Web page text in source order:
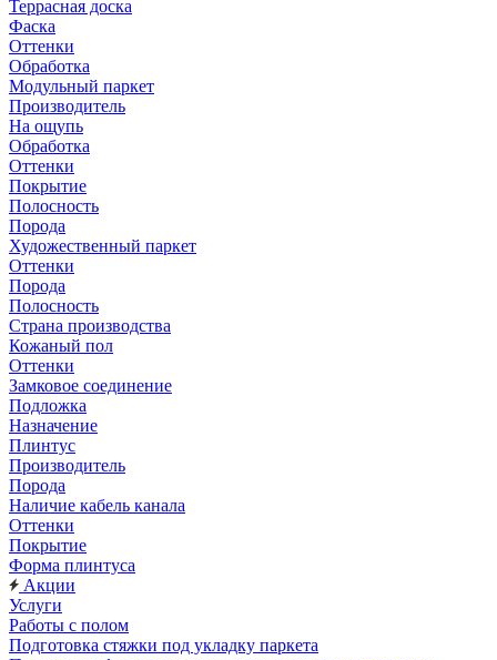
Террасная доска
Фаска
Оттенки
Обработка
Модульный паркет
Производитель
На ощупь
Обработка
Оттенки
Покрытие
Полосность
Порода
Художественный паркет
Оттенки
Порода
Полосность
Страна производства
Кожаный пол
Оттенки
Замковое соединение
Подложка
Назначение
Плинтус
Производитель
Порода
Наличие кабель канала
Оттенки
Покрытие
Форма плинтуса
Акции
Услуги
Работы с полом
Подготовка стяжки под укладку паркета